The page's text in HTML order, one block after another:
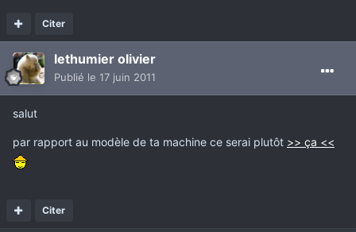
Citer
lethumier olivier
Publié le 17 juin 2011
salut
par rapport au modèle de ta machine ce serai plutôt >> ça <<
Citer